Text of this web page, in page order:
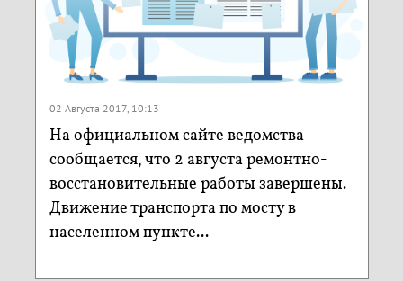
02 Августа 2017, 10:13
На официальном сайте ведомства
сообщается, что 2 августа ремонтно-
восстановительные работы завершены.
Движение транспорта по мосту в
населенном пункте...